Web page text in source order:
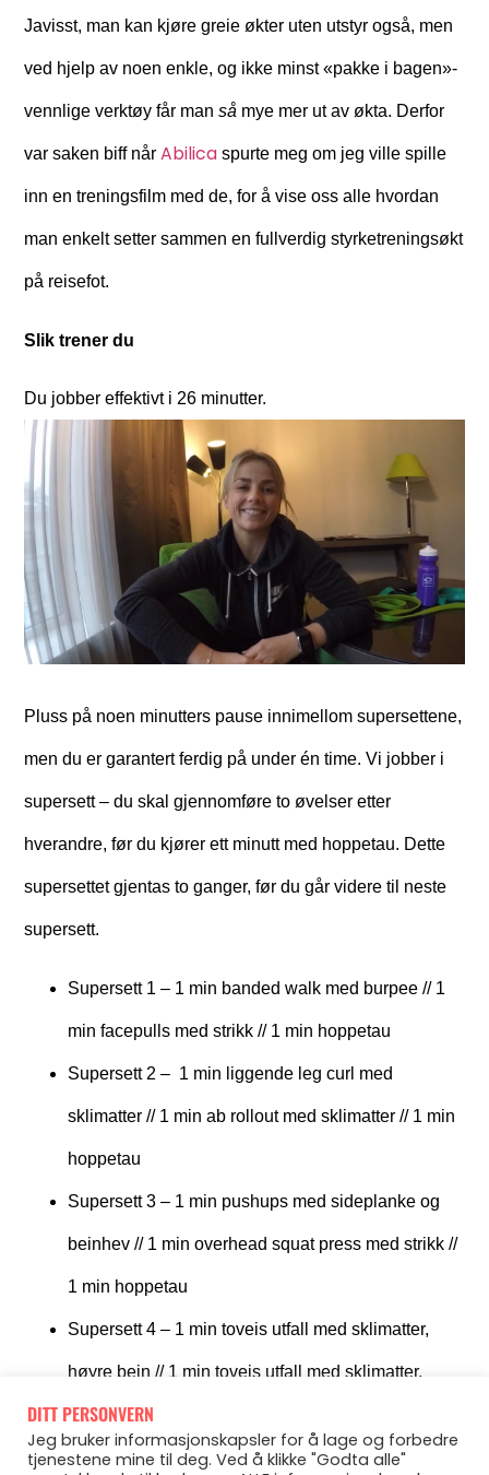
Javisst, man kan kjøre greie økter uten utstyr også, men
ved hjelp av noen enkle, og ikke minst «pakke i bagen»-
vennlige verktøy får manså mye mer ut av økta. Derfor
var saken biff når Abilica spurte meg om jeg ville spille
inn en treningsfilm med de, for å vise oss alle hvordan
man enkelt setter sammen en fullverdig styrketreningsøkt
på reisefot.
Sliktrener du
Du jobber effektivt i 26 minutter.
Pluss på noen minutters pause innimellom supersettene,
men du er garantert ferdig på under én time. Vi jobber i
supersett – du skal gjennomføre to øvelser etter
hverandre, før du kjører ett minutt med hoppetau. Dette
supersettet gjentas to ganger, før du går videre til neste
supersett.
Supersett 1 – 1 min banded walk med burpee // 1
min facepulls med strikk // 1 min hoppetau
Supersett 2 – 1 min liggende leg curl med
sklimatter // 1 min ab rollout med sklimatter // 1 min
hoppetau
Supersett 3 – 1 min pushups med sideplanke og
beinhev // 1 min overhead squat press med strikk //
1 min hoppetau
Supersett 4 – 1 min toveis utfall med sklimatter,
høyre bein // 1 min toveis utfall med sklimatter,
venstre bein // 1 min hoppetau
And to finish it all of?Burpees selvfølgelig! Tar du
DITT PERSONVERN
Jeg bruker informasjonskapsler for å lage og forbedre
tjenestene mine til deg. Ved å klikke "Godta alle"